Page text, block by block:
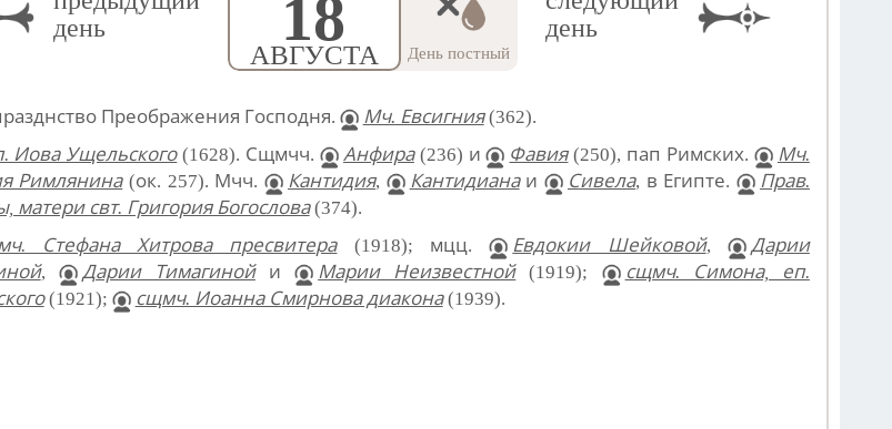
день
18
АВГУСТА День постный
день
Преображения Господня. Мч. Евсигния(362).
Иова Ущельского(1628). Сщмчч. Анфира(236) и Фавия(250), пап Римских.
Мч.
Римлянина(ок. 257). Мчч. Кантидия, Кантидианаи Сивела, в Египте.
Прав.
матери свт. Григория Богослова(374).
Стефана Хитрова пресвитера(1918); мцц. Евдокии Шейковой,
Дарии
, Дарии Тимагинойи Марии Неизвестной(1919);
сщмч. Симона, еп.
(1921); сщмч. Иоанна Смирнова диакона(1939).